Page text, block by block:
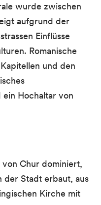
wurde zwischen
aufgrund der
Einflüsse
Romanische
und den
ein Hochaltar von
von Chur dominiert,
der Stadt erbaut, aus
Kirche mit